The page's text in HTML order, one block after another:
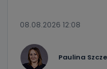
08.08.2026 12:08
Paulina